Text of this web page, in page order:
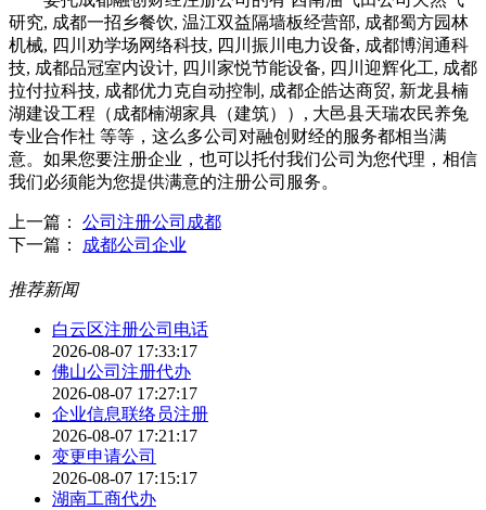
研究, 成都一招乡餐饮, 温江双益隔墙板经营部, 成都蜀方园林
机械, 四川劝学场网络科技, 四川振川电力设备, 成都博润通科
技, 成都品冠室内设计, 四川家悦节能设备, 四川迎辉化工, 成都
拉付拉科技, 成都优力克自动控制, 成都企皓达商贸, 新龙县楠
湖建设工程（成都楠湖家具（建筑））, 大邑县天瑞农民养兔
专业合作社 等等，这么多公司对融创财经的服务都相当满
意。如果您要注册企业，也可以托付我们公司为您代理，相信
我们必须能为您提供满意的注册公司服务。
上一篇： 公司注册公司成都
下一篇：
成都公司企业
推荐新闻
白云区注册公司电话
2026-08-07 17:33:17
佛山公司注册代办
2026-08-07 17:27:17
企业信息联络员注册
2026-08-07 17:21:17
变更申请公司
2026-08-07 17:15:17
湖南工商代办